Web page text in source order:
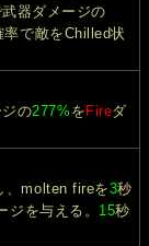
器ダメージの
率で敵をChilled状
の277% を Fireダ
、molten fireを3秒
ジを与える。 15秒